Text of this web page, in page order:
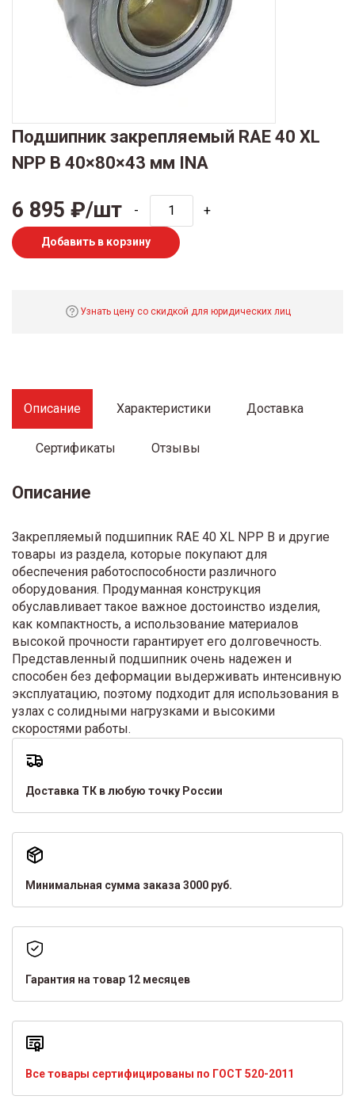
Подшипник закрепляемый RAE 40 XL
NPP B 40×80×43 мм INA
6 895 ₽/шт - +
Добавить в корзину
Узнать цену со скидкой для юридических лиц
Описание Характеристики Доставка
Сертификаты Отзывы
Описание
Закрепляемый подшипник RAE 40 XL NPP B и другие
товары из раздела, которые покупают для
обеспечения работоспособности различного
оборудования. Продуманная конструкция
обуславливает такое важное достоинство изделия,
как компактность, а использование материалов
высокой прочности гарантирует его долговечность.
Представленный подшипник очень надежен и
способен без деформации выдерживать интенсивную
эксплуатацию, поэтому подходит для использования в
узлах с солидными нагрузками и высокими
скоростями работы.
Доставка ТК в любую точку России
Минимальная сумма заказа 3000 руб.
Гарантия на товар 12 месяцев
Все товары сертифицированы по ГОСТ 520-2011